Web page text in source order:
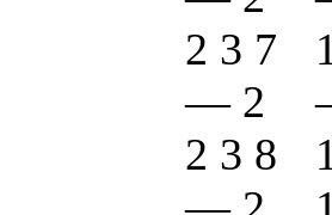
2 3 7
— 2
2 3 8